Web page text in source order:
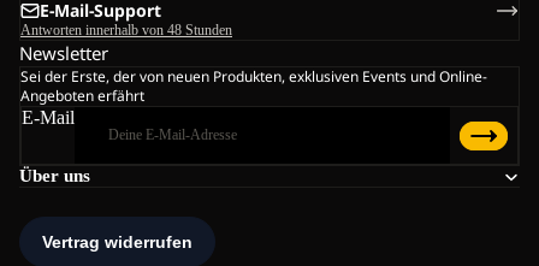
Über uns
E-Mail-Support
Antworten innerhalb von 48 Stunden
Newsletter
Sei der Erste, der von neuen Produkten, exklusiven Events und Online-
Angeboten erfährt
E-Mail